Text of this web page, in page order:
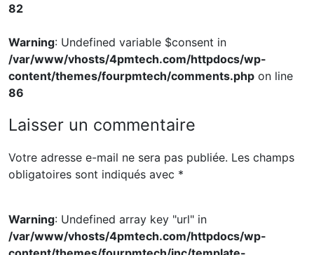
82
Warning: Undefined variable $consent in
/var/www/vhosts/4pmtech.com/httpdocs/wp-
content/themes/fourpmtech/comments.php on line
86
Laisser un commentaire
Votre adresse e-mail ne sera pas publiée. Les champs
obligatoires sont indiqués avec *
Warning: Undefined array key "url" in
/var/www/vhosts/4pmtech.com/httpdocs/wp-